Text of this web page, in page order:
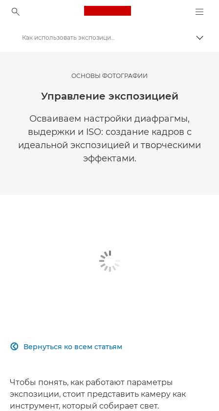
Canon Logo, back to
Мастерская творчества | Советы по фотографии и печати и руководства для покупателей
Советы и технические приемы по фотографии и печати
Как использовать экспозицию в фотографии
ОСНОВЫ ФОТОГРАФИИ
Управление экспозицией
Осваиваем настройки диафрагмы,
выдержки и ISO: создание кадров с
идеальной экспозицией и творческими
эффектами.
Вернуться ко всем статьям

Чтобы понять, как работают параметры
экспозиции, стоит представить камеру как
инструмент, который собирает свет.